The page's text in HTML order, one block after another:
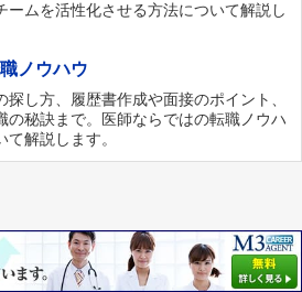
ームを活性化させる方法について解説し
ノウハウ
探し方、履歴書作成や面接のポイント、
の秘訣まで。医師ならではの転職ノウハ
て解説します。